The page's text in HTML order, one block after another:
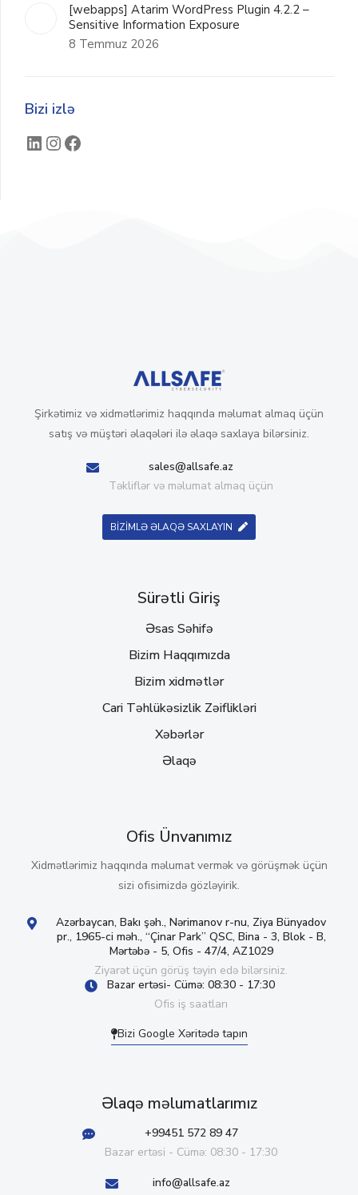
[webapps] Atarim WordPress Plugin 4.2.2 –
Sensitive Information Exposure
8 Temmuz 2026
Bizi izlə
Şirkətimiz və xidmətlərimiz haqqında məlumat almaq üçün
satış və müştəri əlaqələri ilə əlaqə saxlaya bilərsiniz.
sales@allsafe.az
Təkliflər və məlumat almaq üçün
BİZİMLƏ ƏLAQƏ SAXLAYIN
Sürətli Giriş
Əsas Səhifə
Bizim Haqqımızda
Bizim xidmətlər
Cari Təhlükəsizlik Zəiflikləri
Xəbərlər
Əlaqə
Ofis Ünvanımız
Xidmətlərimiz haqqında məlumat vermək və görüşmək üçün
sizi ofisimizdə gözləyirik.
Azərbaycan, Bakı şəh., Nərimanov r-nu, Ziya Bünyadov
pr., 1965-ci məh., “Çinar Park” QSC, Bina - 3, Blok - B,
Mərtəbə - 5, Ofis - 47/4, AZ1029
Ziyarət üçün görüş təyin edə bilərsiniz.
Bazar ertəsi- Cümə: 08:30 - 17:30
Ofis iş saatları
Bizi Google Xəritədə tapın
Əlaqə məlumatlarımız
+99451 572 89 47
Bazar ertəsi - Cümə: 08:30 - 17:30
info@allsafe.az